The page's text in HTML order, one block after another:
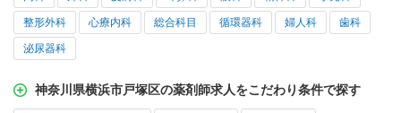
整形外科 心療内科 総合科目 循環器科 婦人科 歯科
泌尿器科
神奈川県横浜市戸塚区の薬剤師求人をこだわり条件で探す